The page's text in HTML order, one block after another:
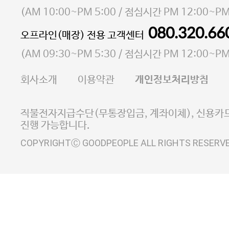
소재지 서울특별시 마포구 마포대로4다길 41 마포
통신판매업 신고번호 2023-서울마포-3931호
사업자등록번호 105-81-58242
E-MAIL goodpeople@gpin.co.kr
사업자정보확인
이니시스 에스크로 서비
(AM 10:00~PM 5:00 / 점심시간 PM
오프라인(매장) 전용 고객센터
(AM 09:30~PM 5:30 / 점심시간 PM
회사소개 이용약관 개인정보처리방침
직불전자지급수단(무통장입금, 계좌이체), 신용카
진행 가능합니다.
COPYRIGHTⒸ GOODPEOPLE ALL RIGHTS